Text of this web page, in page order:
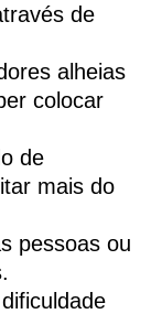
de
alheias
colocar
de
mais do
pessoas ou